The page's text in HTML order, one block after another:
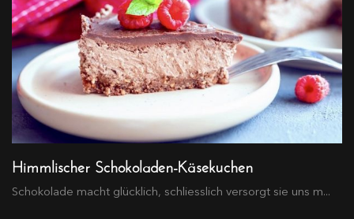
Himmlischer Schokoladen-Käsekuchen
Schokolade macht glücklich, schliesslich versorgt sie uns m...